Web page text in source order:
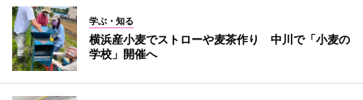
学ぶ・知る
横浜産小麦でストローや麦茶作り 中川で「小麦の
学校」開催へ